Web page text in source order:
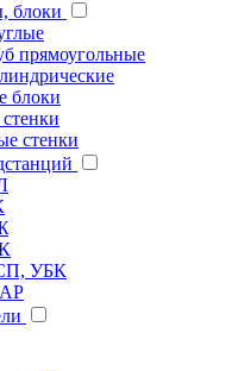
блоки
прямоугольные
блоки
стенки
УБК
АР